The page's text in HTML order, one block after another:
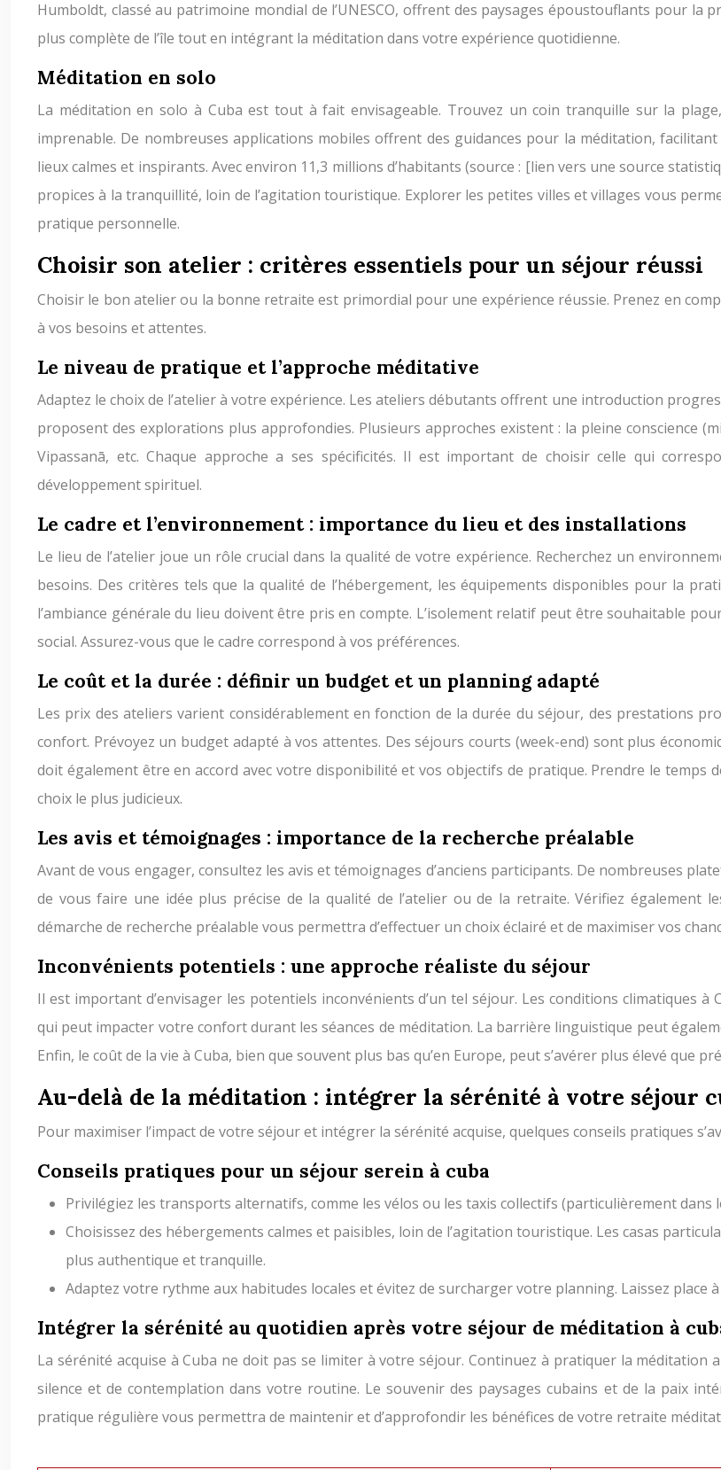
Humboldt, classé au patrimoine mondial de l’UNESCO, offrent des paysages époustouflants pour
plus complète de l’île tout en intégrant la méditation dans votre expérience quotidienne.
Méditation en solo
La méditation en solo à Cuba est tout à fait envisageable. Trouvez un coin tranquille sur la
imprenable. De nombreuses applications mobiles offrent des guidances pour la méditation,
lieux calmes et inspirants. Avec environ 11,3 millions d’habitants (source : [lien vers une source
propices à la tranquillité, loin de l’agitation touristique. Explorer les petites villes et villages vous
pratique personnelle.
Choisir son atelier : critères essentiels pour un séjour réussi
Choisir le bon atelier ou la bonne retraite est primordial pour une expérience réussie. Prenez en
à vos besoins et attentes.
Le niveau de pratique et l’approche méditative
Adaptez le choix de l’atelier à votre expérience. Les ateliers débutants offrent une introduction
proposent des explorations plus approfondies. Plusieurs approches existent : la pleine conscience
Vipassanā, etc. Chaque approche a ses spécificités. Il est important de choisir celle qui
développement spirituel.
Le cadre et l’environnement : importance du lieu et des installations
Le lieu de l’atelier joue un rôle crucial dans la qualité de votre expérience. Recherchez un
besoins. Des critères tels que la qualité de l’hébergement, les équipements disponibles pour la
l’ambiance générale du lieu doivent être pris en compte. L’isolement relatif peut être souhaitable
social. Assurez-vous que le cadre correspond à vos préférences.
Le coût et la durée : définir un budget et un planning adapté
Les prix des ateliers varient considérablement en fonction de la durée du séjour, des prestations
confort. Prévoyez un budget adapté à vos attentes. Des séjours courts (week-end) sont plus
doit également être en accord avec votre disponibilité et vos objectifs de pratique. Prendre le
choix le plus judicieux.
Les avis et témoignages : importance de la recherche préalable
Avant de vous engager, consultez les avis et témoignages d’anciens participants. De nombreuses
de vous faire une idée plus précise de la qualité de l’atelier ou de la retraite. Vérifiez également
démarche de recherche préalable vous permettra d’effectuer un choix éclairé et de maximiser vos
Inconvénients potentiels : une approche réaliste du séjour
Il est important d’envisager les potentiels inconvénients d’un tel séjour. Les conditions climatiques à
qui peut impacter votre confort durant les séances de méditation. La barrière linguistique peut
Enfin, le coût de la vie à Cuba, bien que souvent plus bas qu’en Europe, peut s’avérer plus élevé que
Au-delà de la méditation : intégrer la sérénité à votre séjour
Pour maximiser l’impact de votre séjour et intégrer la sérénité acquise, quelques conseils pratiques
Conseils pratiques pour un séjour serein à cuba
Privilégiez les transports alternatifs, comme les vélos ou les taxis collectifs (particulièrement
Choisissez des hébergements calmes et paisibles, loin de l’agitation touristique. Les casas
plus authentique et tranquille.
Adaptez votre rythme aux habitudes locales et évitez de surcharger votre planning. Laissez place
Intégrer la sérénité au quotidien après votre séjour de méditation à
La sérénité acquise à Cuba ne doit pas se limiter à votre séjour. Continuez à pratiquer la
silence et de contemplation dans votre routine. Le souvenir des paysages cubains et de la paix
pratique régulière vous permettra de maintenir et d’approfondir les bénéfices de votre retraite